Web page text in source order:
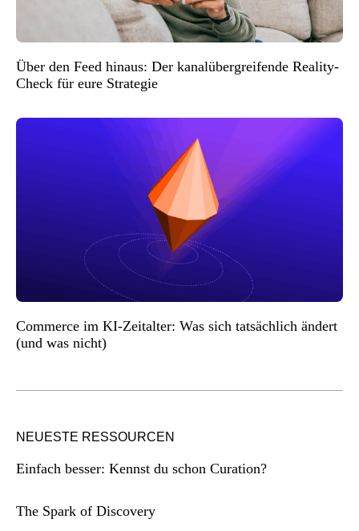
Über den Feed hinaus: Der kanalübergreifende Reality-
Check für eure Strategie
Commerce im KI-Zeitalter: Was sich tatsächlich ändert
(und was nicht)
NEUESTE RESSOURCEN
Einfach besser: Kennst du schon Curation?
The Spark of Discovery